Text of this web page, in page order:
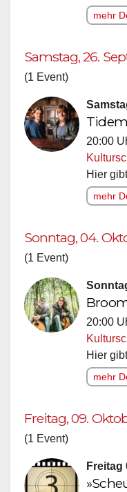
mehr
Samstag, 26.
(1 Event)
20:00
Hier
mehr
Sonntag, 04.
(1 Event)
20:00
Hier
mehr
Freitag, 09.
(1 Event)
Freitag